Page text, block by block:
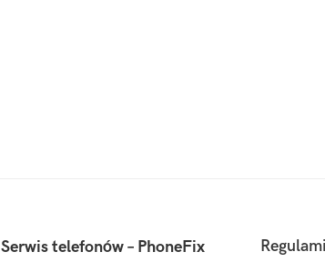
Serwis telefonów – PhoneFix